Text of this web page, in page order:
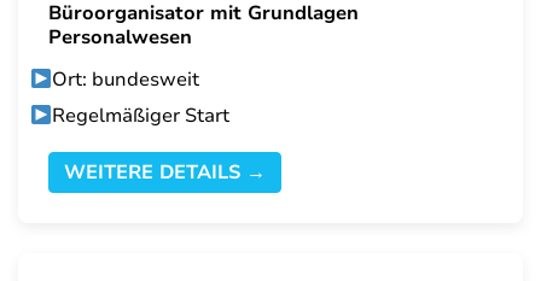
Büroorganisator mit Grundlagen
Personalwesen
Ort: bundesweit
Regelmäßiger Start
WEITERE DETAILS →